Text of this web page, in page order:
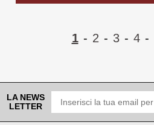
1 - 2 - 3 - 4 -
LA NEWS
LETTER